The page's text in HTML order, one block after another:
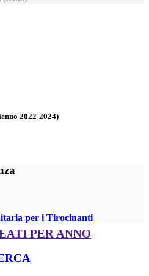
2022-2024)
per i Tirocinanti
PER ANNO